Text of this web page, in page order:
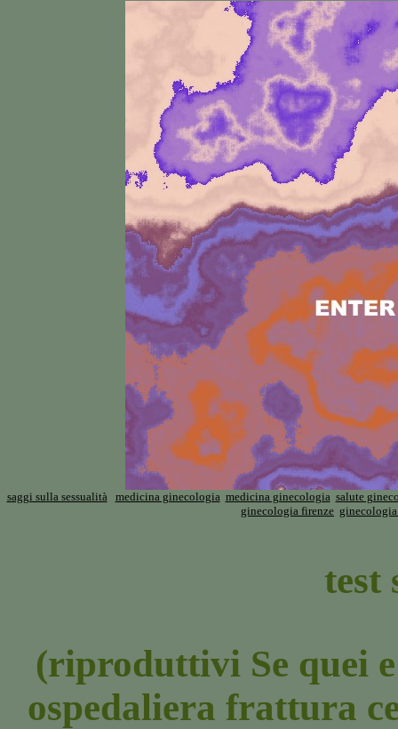
saggi sulla sessualità medicina ginecologia medicina ginecologia salute
ginecologia firenze
test
(riproduttivi Se quei
ospedaliera frattura